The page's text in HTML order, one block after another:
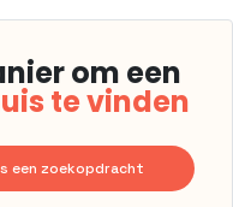
om een
te vinden
een zoekopdracht